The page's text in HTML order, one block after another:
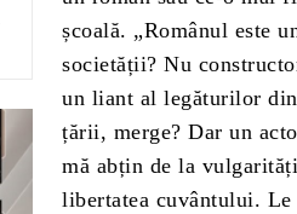
școală. „Românul este
societății? Nu
un liant al legăturilor
țării, merge? Dar un
mă abțin de la
libertatea cuvântului.